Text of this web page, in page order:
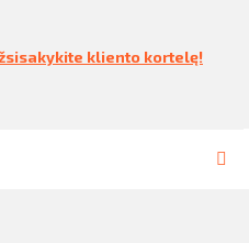
kliento kortelę!